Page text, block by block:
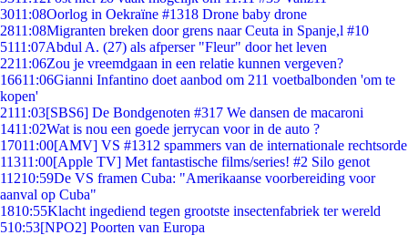
3011:08Oorlog in Oekraïne #1318 Drone baby drone
2811:08Migranten breken door grens naar Ceuta in Spanje,l #10
5111:07Abdul A. (27) als afperser "Fleur" door het leven
2211:06Zou je vreemdgaan in een relatie kunnen vergeven?
16611:06Gianni Infantino doet aanbod om 211 voetbalbonden 'om te
kopen'
2111:03[SBS6] De Bondgenoten #317 We dansen de macaroni
1411:02Wat is nou een goede jerrycan voor in de auto ?
17011:00[AMV] VS #1312 spammers van de internationale rechtsorde
11311:00[Apple TV] Met fantastische films/series! #2 Silo genot
11210:59De VS framen Cuba: "Amerikaanse voorbereiding voor
aanval op Cuba"
1810:55Klacht ingediend tegen grootste insectenfabriek ter wereld
510:53[NPO2] Poorten van Europa